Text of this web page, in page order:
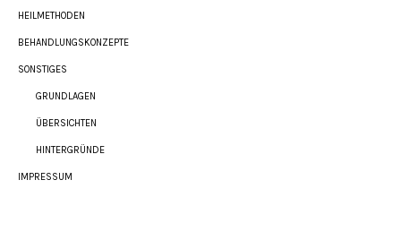
HEILMETHODEN
BEHANDLUNGSKONZEPTE
SONSTIGES
GRUNDLAGEN
ÜBERSICHTEN
HINTERGRÜNDE
IMPRESSUM